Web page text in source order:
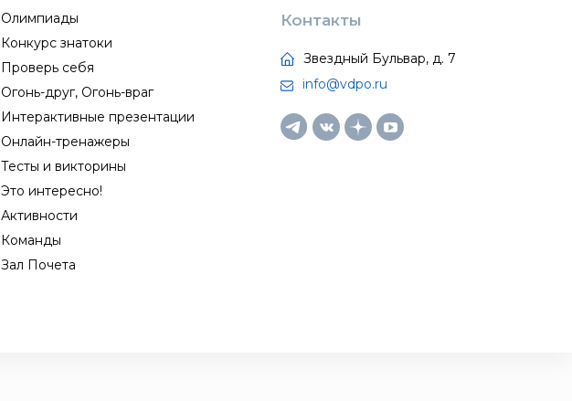
Олимпиады
Конкурс знатоки
Проверь себя
Огонь-друг, Огонь-враг
Интерактивные презентации
Онлайн-тренажеры
Тесты и викторины
Это интересно!
Активности
Команды
Зал Почета
Контакты
Звездный Бульвар, д. 7
info@vdpo.ru